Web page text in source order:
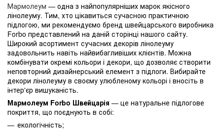
Мармолеум — одна з найпопулярніших марок якісного
лінолеуму. Тим, хто цікавиться сучасною практичною
підлогою, ми рекомендуємо бренд швейцарського виробника
Forbo представлений на даній сторінці нашого сайту.
Широкий асортимент сучасних декорів лінолеуму
задовольнить навіть найвибагливіших клієнтів. Можна
комбінувати окремі кольори і декори, що дозволяє створити
неповторний дизайнерський елемент з підлоги. Вибирайте
декори лінолеуму в своєму улюбленому кольорі і вносіть в
інтер'єр вишуканість.
Мармолеум Forbo Швейцарія — це натуральне підлогове
покриття, що поєднують в собі:
екологічність;